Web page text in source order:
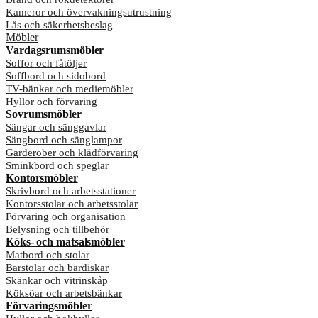
Kameror och övervakningsutrustning
Lås och säkerhetsbeslag
Möbler
Vardagsrumsmöbler
Soffor och fåtöljer
Soffbord och sidobord
TV-bänkar och mediemöbler
Hyllor och förvaring
Sovrumsmöbler
Sängar och sänggavlar
Sängbord och sänglampor
Garderober och klädförvaring
Sminkbord och speglar
Kontorsmöbler
Skrivbord och arbetsstationer
Kontorsstolar och arbetsstolar
Förvaring och organisation
Belysning och tillbehör
Köks- och matsalsmöbler
Matbord och stolar
Barstolar och bardiskar
Skänkar och vitrinskåp
Köksöar och arbetsbänkar
Förvaringsmöbler